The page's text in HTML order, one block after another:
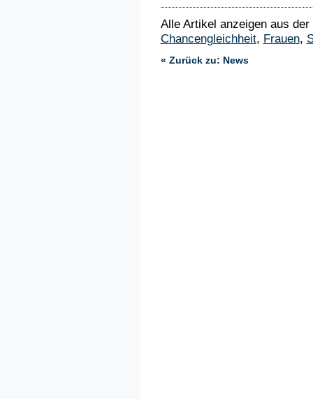
Alle Artikel anzeigen aus
Chancengleichheit, Frauen,
« Zurück zu: News